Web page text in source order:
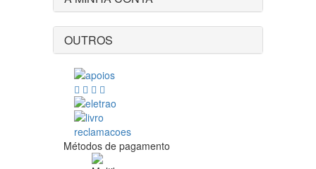
OUTROS
Métodos de pagamento